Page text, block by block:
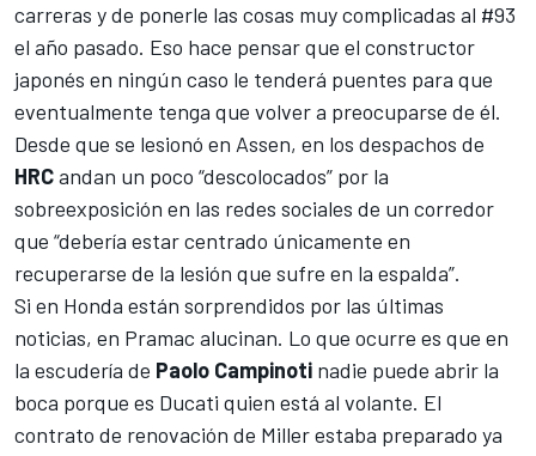
carreras y de ponerle las cosas muy complicadas al #93
el año pasado. Eso hace pensar que el constructor
japonés en ningún caso le tenderá puentes para que
eventualmente tenga que volver a preocuparse de él.
Desde que se lesionó en Assen, en los despachos de
HRCandan un poco “descolocados” por la
sobreexposición en las redes sociales de un corredor
que “debería estar centrado únicamente en
recuperarse de la lesión que sufre en la espalda”.
Si en Honda están sorprendidos por las últimas
noticias, en Pramac alucinan. Lo que ocurre es que en
la escudería de Paolo Campinoti nadie puede abrir la
boca porque es Ducati quien está al volante. El
contrato de renovación de Miller estaba preparado ya